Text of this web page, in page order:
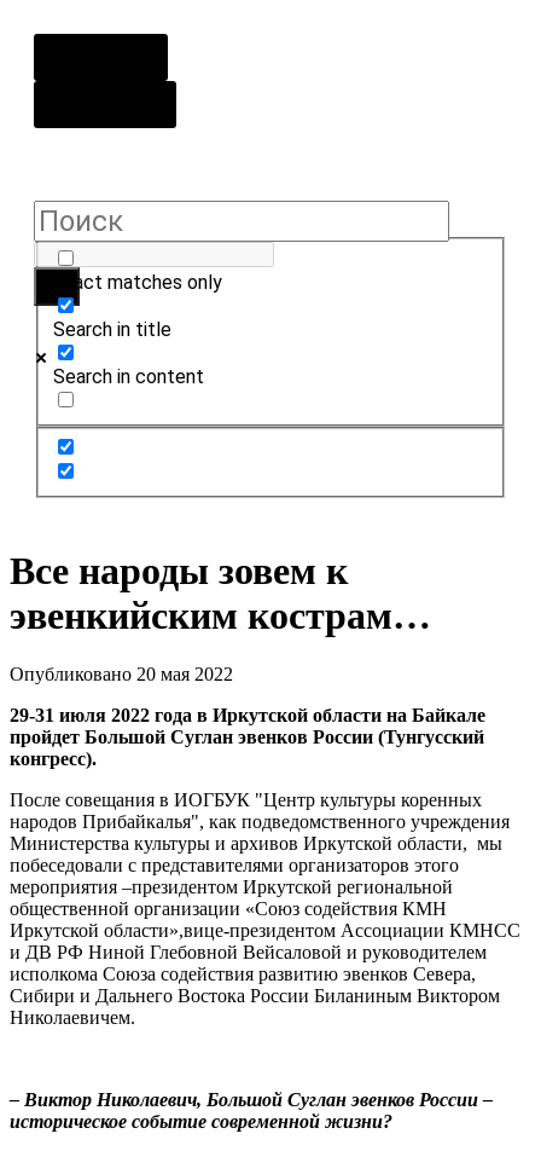
Exact matches only
Search in title
Search in content
Все народы зовем к
эвенкийским кострам…
Опубликовано 20 мая 2022
29-31 июля 2022 года в Иркутской области на Байкале
пройдет Большой Суглан эвенков России (Тунгусский
конгресс).
После совещания в ИОГБУК "Центр культуры коренных
народов Прибайкалья", как подведомственного учреждения
Министерства культуры и архивов Иркутской области, мы
побеседовали с представителями организаторов этого
мероприятия –президентом Иркутской региональной
общественной организации «Союз содействия КМН
Иркутской области»,вице-президентом Ассоциации КМНСС
и ДВ РФ Ниной Глебовной Вейсаловой и руководителем
исполкома Союза содействия развитию эвенков Севера,
Сибири и Дальнего Востока России Биланиным Виктором
Николаевичем.
– Виктор Николаевич, Большой Суглан эвенков России –
историческое событие современной жизни?